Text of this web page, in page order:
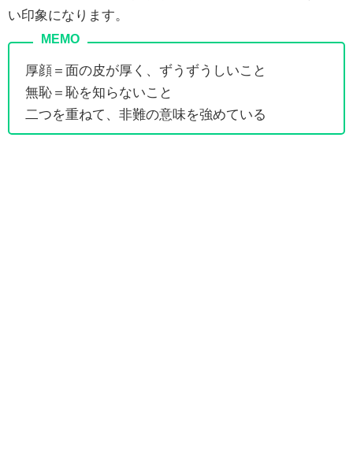
い印象になります。
厚顔＝面の皮が厚く、ずうずうしいこと
無恥＝恥を知らないこと
二つを重ねて、非難の意味を強めている